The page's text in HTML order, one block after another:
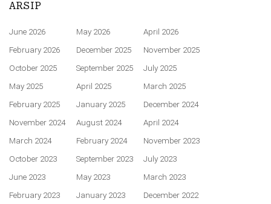
ARSIP
June 2026 May 2026
April 2026
February 2026
December 2025
November 2025
October 2025
September 2025
July 2025
May 2025
April 2025
March 2025
February 2025
January 2025
December 2024
November 2024
August 2024
April 2024
March 2024
February 2024
November 2023
October 2023
September 2023
July 2023
June 2023
May 2023
March 2023
February 2023
January 2023
December 2022